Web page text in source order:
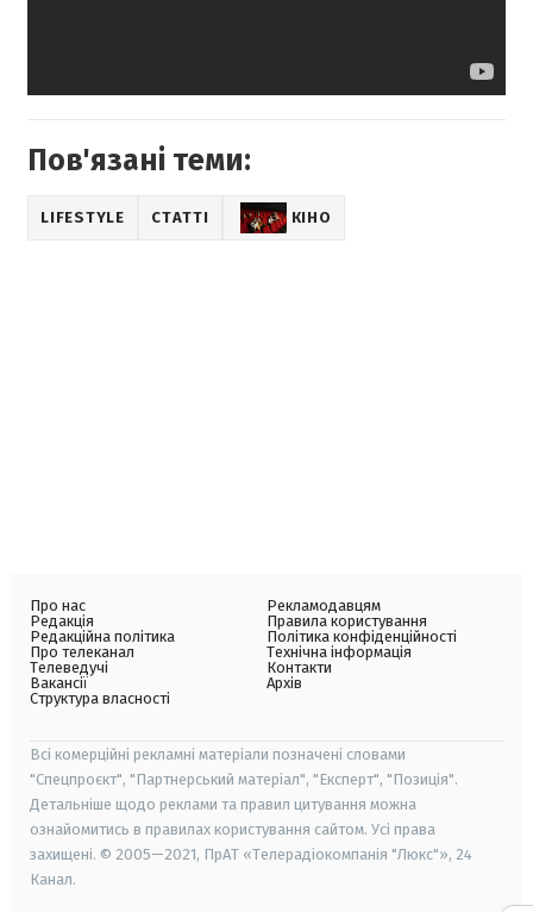
Пов'язані теми:
LIFESTYLE СТАТТІ КІНО
Про нас
Редакція
Редакційна політика
Про телеканал
Телеведучі
Вакансії
Структура власності
Рекламодавцям
Правила користування
Політика конфіденційності
Технічна інформація
Контакти
Архів
Всі комерційні рекламні матеріали позначені словами
"Спецпроєкт", "Партнерський матеріал", "Експерт", "Позиція".
Детальніше щодо реклами та правил цитування можна
ознайомитись в правилах користування сайтом. Усі права
захищені. © 2005—2021, ПрАТ «Телерадіокомпанія "Люкс"», 24
Канал.